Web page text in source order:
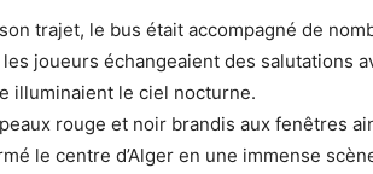
trajet, le bus était accompagné de
joueurs échangeaient des salutations
illuminaient le ciel nocturne.
rouge et noir brandis aux fenêtres
le centre d’Alger en une immense